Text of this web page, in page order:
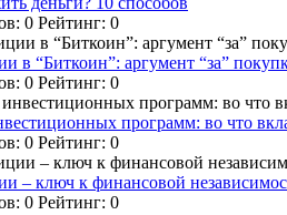
0 Рейтинг: 0
в “Биткоин”: аргумент “за”
0 Рейтинг: 0
программ: во что
0 Рейтинг: 0
– ключ к финансовой
0 Рейтинг: 0